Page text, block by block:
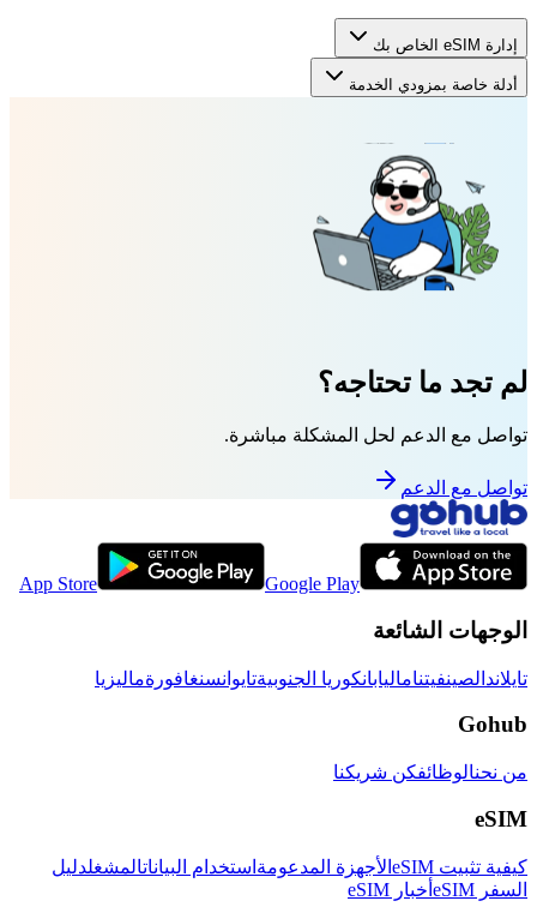
إدارة eSIM الخاص بك
أدلة خاصة بمزودي الخدمة
لم تجد ما تحتاجه؟
تواصل مع الدعم لحل المشكلة مباشرة.
تواصل مع الدعم
App Store Google Play
الوجهات الشائعة
تايلاند الصينفيتناماليابانكوريا الجنوبيةتايوانسنغافورةماليزيا
Gohub
من نحنالوظائفكن شريكنا
eSIM
كيفية تثبيت eSIM الأجهزة المدعومة استخدام البياناتالمشغلدليل
السفر eSIM
أخبار eSIM